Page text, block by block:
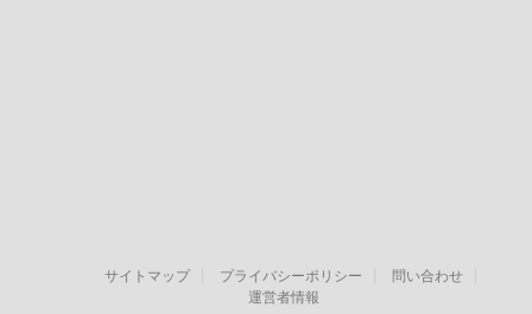
サイトマップ プライバシーポリシー
問い合わせ
運営者情報